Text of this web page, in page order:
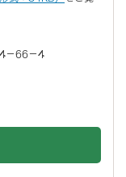
－66－4